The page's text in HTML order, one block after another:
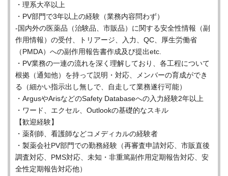
・理系大卒以上
・PV部門で3年以上の経験（業務内容問わず）
-国内外の医薬品（治験品、市販品）に関する安全性情報（副
作用情報）の受付、トリアージ、入力、QC、厚生労働省
（PMDA）への副作用報告書作成及び提出etc.
・PV業務の一連の流れを深く理解しており、各工程について
根拠（通知他）を持って説明・対応、メンバーの育成ができ
る（細かい指示出し無しで、自走して業務遂行可能）
・ArgusやArisなどのSafety Databaseへの入力経験2年以上
・ワード、エクセル、Outlookの基礎的なスキル
【歓迎経験】
・薬剤師、看護師などコメディカルの経験者
・製薬会社PV部門での勤務経験（再審査申請対応、市販直後
調査対応、PMS対応、未知・非重篤副作用定期報告対応、安
全性定期報告対応他）